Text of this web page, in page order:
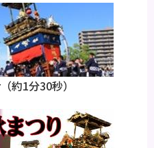
約1分30秒）